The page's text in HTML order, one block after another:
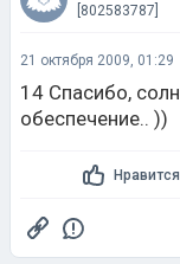
[802583787]
21 октября 2009, 01:29
14 Спасибо,
обеспечение.. ))